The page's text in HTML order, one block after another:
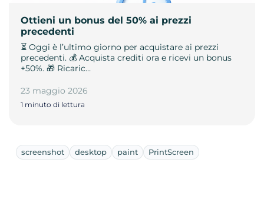
Ottieni un bonus del 50% ai prezzi
precedenti
⏳ Oggi è l’ultimo giorno per acquistare ai prezzi
precedenti. 💰 Acquista crediti ora e ricevi un bonus
+50%. 🎁 Ricaric…
23 maggio 2026
1 minuto di lettura
screenshot desktop paint PrintScreen